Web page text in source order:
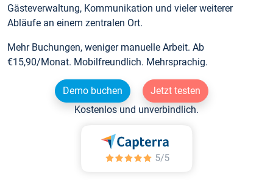
Gästeverwaltung, Kommunikation und vieler weiterer
Abläufe an einem zentralen Ort.
Mehr Buchungen, weniger manuelle Arbeit. Ab
€15,90/Monat. Mobilfreundlich. Mehrsprachig.
Demo buchen
Jetzt testen
Kostenlos und unverbindlich.